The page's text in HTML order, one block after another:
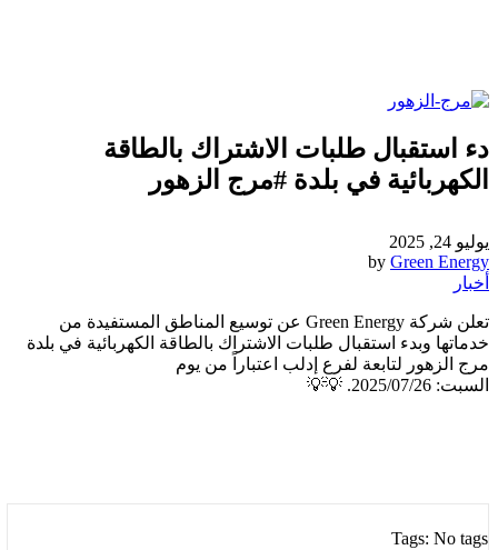
دء استقبال طلبات الاشتراك بالطاقة
الكهربائية في بلدة #مرج الزهور
يوليو 24, 2025
by Green Energy
أخبار
تعلن شركة Green Energy عن توسيع المناطق المستفيدة من
خدماتها وبدء استقبال طلبات الاشتراك بالطاقة الكهربائية في بلدة
مرج الزهور لتابعة لفرع إدلب اعتباراً من يوم
السبت: 2025/07/26. 💡💡
Tags: No tags